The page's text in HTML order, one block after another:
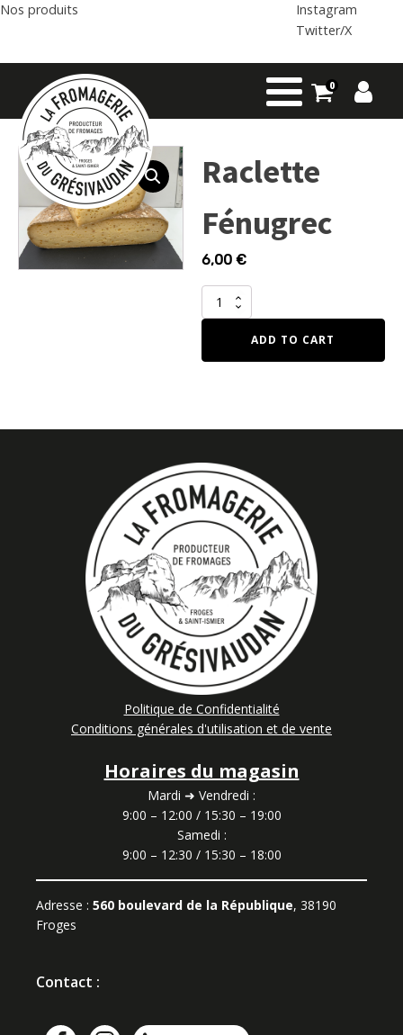
Nos produits
Instagram
Twitter/X
0
Raclette
Fénugrec
6,00 €
Raclette
Fénugrec
ADD TO CART
Politique de Confidentialité
Conditions générales d'utilisation et de vente
Horaires du magasin
Mardi ➜ Vendredi :
9:00 – 12:00 / 15:30 – 19:00
Samedi :
9:00 – 12:30 / 15:30 – 18:00
Adresse : 560 boulevard de la République, 38190
Froges
Contact :